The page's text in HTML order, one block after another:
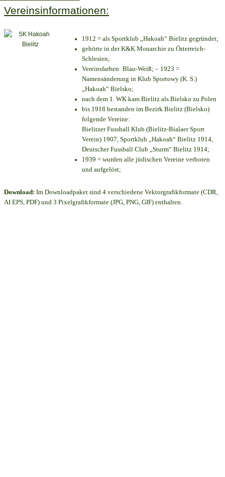
Vereinsinformationen:
1912 = als Sportklub „Hakoah“ Bielitz gegründet;
gehörte in der K&K Monarchie zu Österreich-
Schlesien;
Vereinsfarben: Blau-Weiß; – 1923 =
Namensänderung in Klub Sportowy (K. S.)
„Hakoah“ Bielsko;
nach dem 1. WK kam Bielitz als Bielsko zu Polen
bis 1918 bestanden im Bezirk Bielitz (Bielsko)
folgende Vereine:
Bielitzer Fussball Klub (Bielitz-Bialaer Sport
Verein) 1907, Sportklub „Hakoah“ Bielitz 1914,
Deutscher Fussball Club „Sturm“ Bielitz 1914;
1939 = wurden alle jüdischen Vereine verboten
und aufgelöst;
Download: Im Downloadpaket sind 4 verschiedene Vektorgrafikformate (CDR,
AI EPS, PDF) und 3 Pixelgrafikformate (JPG, PNG, GIF) enthalten.